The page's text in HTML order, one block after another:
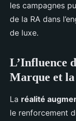
les campagnes
de la RA dans
de luxe.
L’Influence
Marque et
La réalité
le renforcement